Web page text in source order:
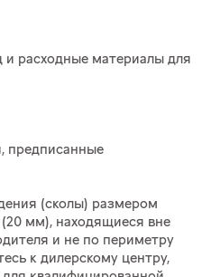
расходные материалы для
предписанные
(сколы) размером
мм), находящиеся вне
и не по периметру
к дилерскому центру,